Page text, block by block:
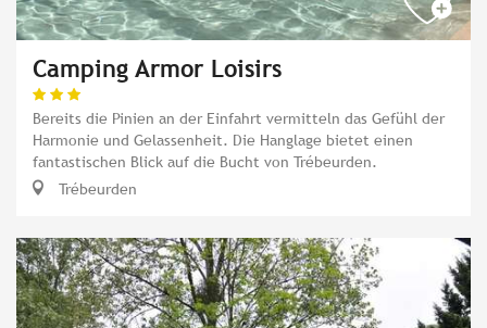
Camping Armor Loisirs
Bereits die Pinien an der Einfahrt vermitteln das Gefühl der
Harmonie und Gelassenheit. Die Hanglage bietet einen
fantastischen Blick auf die Bucht von Trébeurden.
Trébeurden